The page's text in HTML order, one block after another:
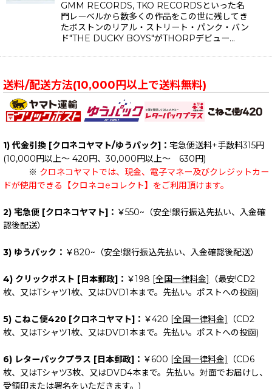
GMM RECORDS, TKO RECORDSといった名
門レーベルから数多くの作品をこの世に残してき
たボストンのリアル・ストリート・パンク・バン
ド"THE DUCKY BOYS"がTHORPデビュー…
送料/配送方法(10,000円以上で送料無料)
1) 代金引換 [クロネコヤマト/ゆうパック]： 宅急便送料+手数料315円
(10,000円以上～ 420円、30,000円以上～ 630円)
※ クロネコヤマトでは、現金、電子マネー及びクレジットカー
ドが使用できる【クロネコeコレクト】をご利用頂けます。
2) 宅急便 [クロネコヤマト]： ￥550~（安全!銀行振込先払い、入金確
認後配送）
3) ゆうパック： ￥820~（安全!銀行振込先払い、入金確認後配送）
4) クリックポスト [日本郵政]： ￥198 [全国一律料金]
（最安!CD2
枚、又はTシャツ1枚、又はDVD1本まで。先払い。ポストへの投函)
5) こねこ便420 [クロネコヤマト]： ￥420 [全国一律料金]
（CD2
枚、又はTシャツ1枚、又はDVD1本まで。先払い。ポストへの投函)
6) レターパックプラス [日本郵政]： ￥600 [全国一律料金]
（CD6
枚、又はTシャツ3枚、又はDVD4本まで。先払い。対面でお届けし、
受領印または署名をいただきます。)